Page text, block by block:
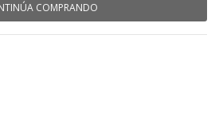
COMPRANDO